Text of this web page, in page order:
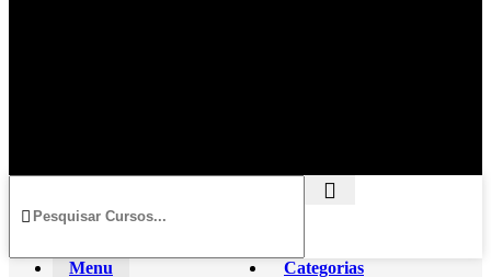
Menu Categorias